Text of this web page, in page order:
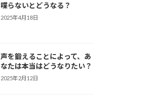
喋らないとどうなる？
2025年4月18日
声を鍛えることによって、あ
なたは本当はどうなりたい？
2025年2月12日